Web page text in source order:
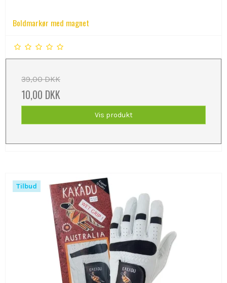
Boldmarkør med magnet
39,00 DKK
10,00 DKK
Vis produkt
Tilbud